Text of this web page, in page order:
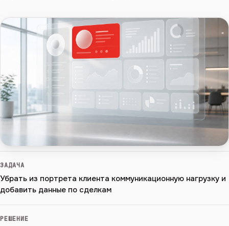
ЗАДАЧА
Убрать из портрета клиента коммуникационную нагрузку и
добавить данные по сделкам
РЕШЕНИЕ